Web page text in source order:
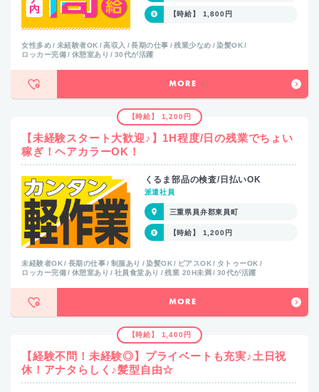
【時給】 1,800円
女性多め 未経験者OK 高収入 長期の仕事 残業少なめ
染髪OK
ロッカー完備
休憩室あり 30代が活躍
MORE
【時給】 1,200円
【未経験スタート大歓迎♪】1H程度/日の残業でちょい
稼ぎ！ヘアカラーOK！
くるま部品の検査/日払いOK
派遣社員
三重県員弁郡東員町
【時給】 1,200円
未経験者OK 長期の仕事 制服あり 染髪OK ピアスOK
タトゥーOK
ロッカー完備
休憩室あり 社員食堂あり 残業 20H未満 30代が活躍
MORE
【時給】 1,400円
【経験不問！未経験◎】プライベートも充実♪土日祝
休！アナタらしく♪髪型自由☆